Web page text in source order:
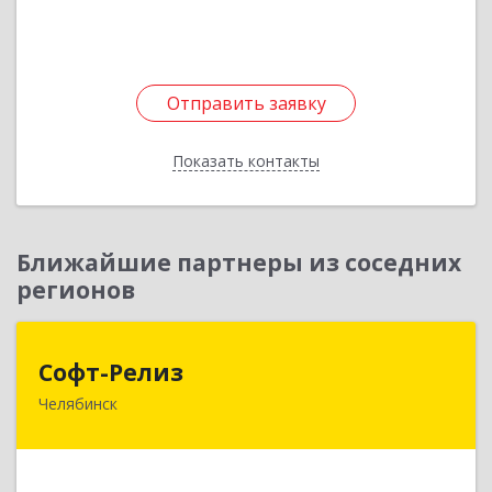
Отправить заявку
Показать контакты
Отправить заявку
Назад
Ближайшие партнеры из соседних
регионов
Софт-Релиз
Челябинск